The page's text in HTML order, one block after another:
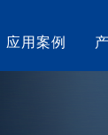
应用案例